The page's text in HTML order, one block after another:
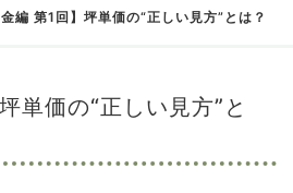
金編 第1回】坪単価の“正しい見方”とは？
単価の“正しい見方”と